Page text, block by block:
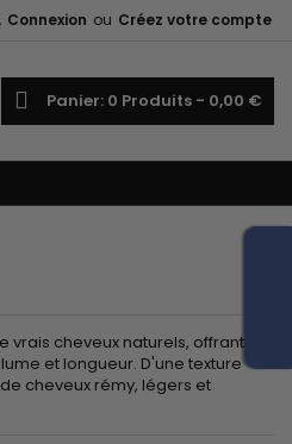
Connexion ou Créez votre compte
Panier 0 Produits - 0,00 €
vrais cheveux naturels, offrant
et longueur. D'une texture
cheveux rémy, légers et